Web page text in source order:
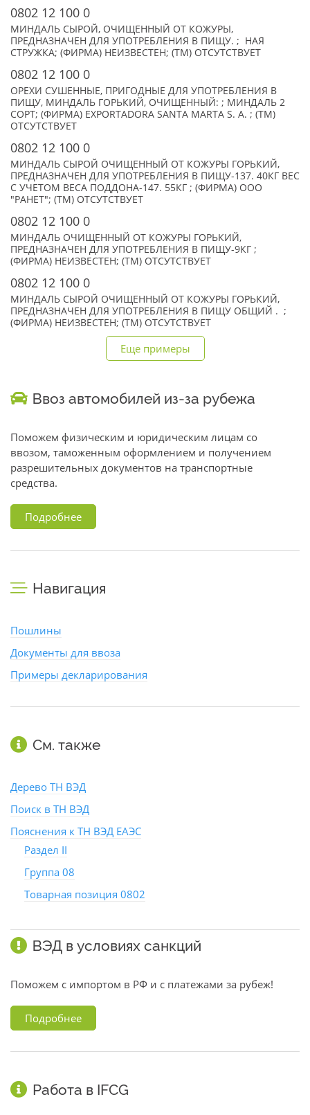
0802 12 100 0
МИНДАЛЬ СЫРОЙ, ОЧИЩЕННЫЙ ОТ КОЖУРЫ,
ПРЕДНАЗНАЧЕН ДЛЯ УПОТРЕБЛЕНИЯ В ПИЩУ. ; НАЯ
СТРУЖКА; (ФИРМА) НЕИЗВЕСТЕН; (TM) ОТСУТСТВУЕТ
0802 12 100 0
ОРЕХИ СУШЕННЫЕ, ПРИГОДНЫЕ ДЛЯ УПОТРЕБЛЕНИЯ В
ПИЩУ, МИНДАЛЬ ГОРЬКИЙ, ОЧИЩЕННЫЙ: ; МИНДАЛЬ 2
СОРТ; (ФИРМА) EXPORTADORA SANTA MARTA S. A. ; (TM)
ОТСУТСТВУЕТ
0802 12 100 0
МИНДАЛЬ СЫРОЙ ОЧИЩЕННЫЙ ОТ КОЖУРЫ ГОРЬКИЙ,
ПРЕДНАЗНАЧЕН ДЛЯ УПОТРЕБЛЕНИЯ В ПИЩУ-137. 40КГ ВЕС
С УЧЕТОМ ВЕСА ПОДДОНА-147. 55КГ ; (ФИРМА) ООО
"РАНЕТ"; (TM) ОТСУТСТВУЕТ
0802 12 100 0
МИНДАЛЬ ОЧИЩЕННЫЙ ОТ КОЖУРЫ ГОРЬКИЙ,
ПРЕДНАЗНАЧЕН ДЛЯ УПОТРЕБЛЕНИЯ В ПИЩУ-9КГ ;
(ФИРМА) НЕИЗВЕСТЕН; (TM) ОТСУТСТВУЕТ
0802 12 100 0
МИНДАЛЬ СЫРОЙ ОЧИЩЕННЫЙ ОТ КОЖУРЫ ГОРЬКИЙ,
ПРЕДНАЗНАЧЕН ДЛЯ УПОТРЕБЛЕНИЯ В ПИЩУ ОБЩИЙ . ;
(ФИРМА) НЕИЗВЕСТЕН; (TM) ОТСУТСТВУЕТ
Еще примеры
Ввоз автомобилей из-за рубежа
Поможем физическим и юридическим лицам со
ввозом, таможенным оформлением и получением
разрешительных документов на транспортные
средства.
Подробнее
Навигация
Пошлины
Документы для ввоза
Примеры декларирования
См. также
Дерево ТН ВЭД
Поиск в ТН ВЭД
Пояснения к ТН ВЭД ЕАЭС
Раздел II
Группа 08
Товарная позиция 0802
ВЭД в условиях санкций
Поможем с импортом в РФ и с платежами за рубеж!
Подробнее
Работа в IFCG